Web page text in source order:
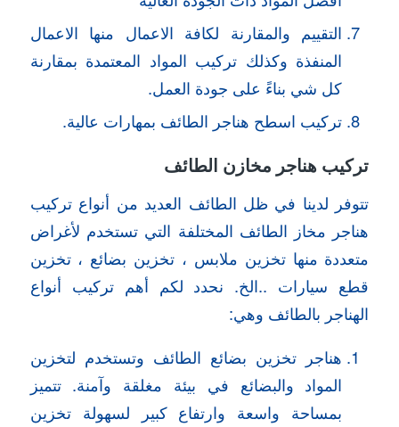
التقييم والمقارنة لكافة الاعمال منها الاعمال
المنفذة وكذلك تركيب المواد المعتمدة بمقارنة
كل شي بناءً على جودة العمل.
تركيب اسطح هناجر الطائف بمهارات عالية.
تركيب هناجر مخازن الطائف
تتوفر لدينا في ظل الطائف العديد من أنواع تركيب
هناجر مخاز الطائف المختلفة التي تستخدم لأغراض
متعددة منها تخزين ملابس ، تخزين بضائع ، تخزين
قطع سيارات ..الخ. نحدد لكم أهم تركيب أنواع
الهناجر بالطائف وهي:
هناجر تخزين بضائع الطائف وتستخدم لتخزين
المواد والبضائع في بيئة مغلقة وآمنة. تتميز
بمساحة واسعة وارتفاع كبير لسهولة تخزين